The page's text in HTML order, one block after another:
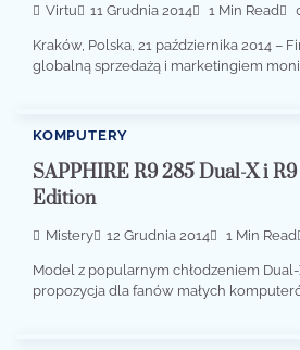
Virtu 11 Grudnia 2014 1 Min Read
Kraków, Polska, 21 października 2014 –
globalną sprzedażą i marketingiem
KOMPUTERY
SAPPHIRE R9 285 Dual-X i
Edition
Mistery 12 Grudnia 2014 1 Min Read
Model z popularnym chłodzeniem
propozycja dla fanów małych